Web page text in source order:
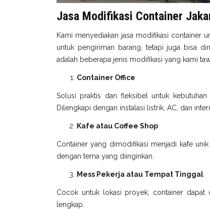
Jasa Modifikasi Container
Kami menyediakan jasa modifikasi container
untuk pengiriman barang, tetapi juga bisa
adalah beberapa jenis modifikasi yang kami
Container Office
Solusi praktis dan fleksibel untuk
Dilengkapi dengan instalasi listrik, AC, dan
Kafe atau Coffee Shop
Container yang dimodifikasi menjadi kafe
dengan tema yang diinginkan.
Mess Pekerja atau Tempat Tinggal
Cocok untuk lokasi proyek, container dapat
lengkap.